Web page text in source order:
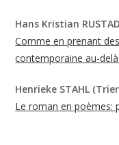
Hans Kristian
Comme en prenant
contemporaine au-
Henrieke STAHL
Le roman en